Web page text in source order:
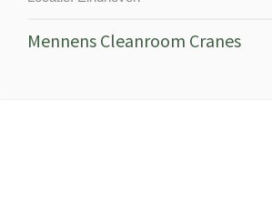
Mennens Cleanroom Cranes